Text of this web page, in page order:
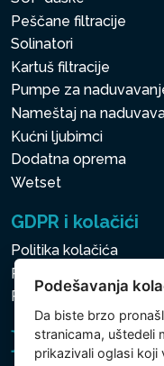
Peščane filtracije
Solinatori
Kartuš filtracije
Pumpe za
Nameštaj na
Kućni ljubimci
Dodatna oprema
Wetset
GDPR i kolačići
Politika kolačića
Politika zaštite ličnih i
Politika kolačića
Podešavanja
Da biste brzo
stranicama, uštedeli
prikazivali oglasi koji